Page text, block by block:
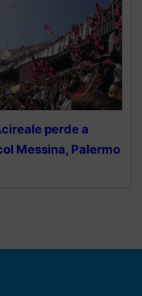
perde a
Messina, Palermo